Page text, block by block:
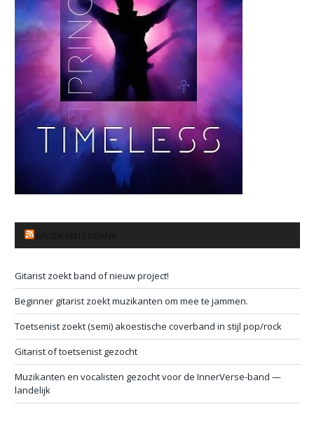
Gitarist zoekt band of nieuw project!
Beginner gitarist zoekt muzikanten om mee te jammen.
Toetsenist zoekt (semi) akoestische coverband in stijl pop/rock
Gitarist of toetsenist gezocht
Muzikanten en vocalisten gezocht voor de InnerVerse-band —
landelijk